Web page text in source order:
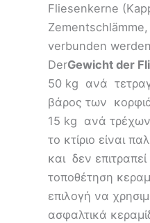
Fliesenkerne
verbunden
DerGewicht der
50 kg ανά
βάρος των
15 kg ανά
το κτίριο είναι
και δεν
τοποθέτηση
επιλογή να
ασφαλτικά